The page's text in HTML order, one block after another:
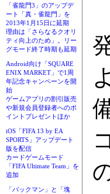
「雀龍門3」のアップデ
ート「真・雀龍門」を
2013年1月15日に延期
理由は「さらなるクオリ
ティ向上のため」。リー
グモード終了時期も延期
Android向け「SQUARE
ENIX MARKET」で1周
年記念キャンペーンを開
始
ゲームアプリの割引販売
や新規会員登録者へのポ
イントプレゼントほか
iOS「FIFA 13 by EA
SPORTS」アップデート
版を配信
カードゲームモード
「FIFA Ultimate Team」を
追加
「パックマン」と「塊